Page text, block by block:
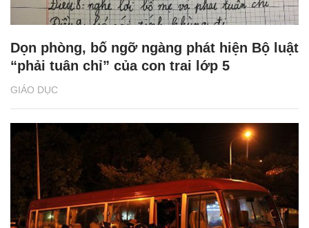
GIÁO DỤC
Dọn phòng, bố ngỡ ngàng phát hiện Bộ luật
“phải tuân chỉ” của con trai lớp 5